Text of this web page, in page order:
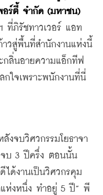
อร์ตี้ จำกัด (มหาชน )
ที่ภิรัชทาวเวอร์ แอท
วสู่พื้นที่สำนักงานแห่งนี้
กลิ่นอายความแอ็กทีฟ
กใจเพราะพนักงานที่นี่
ลังจบวิศวกรรมโยธาจา
จบ 3 ปีครึ่ง ตอนนั้น
ได้งานเป็นวิศวกรคุม
ห่งหนึ่ง ทำอยู่ 5 ปี ” พี